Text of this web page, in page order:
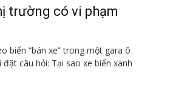
trường có vi phạm
biển “bán xe” trong một gara ô
câu hỏi: Tại sao xe biển xanh